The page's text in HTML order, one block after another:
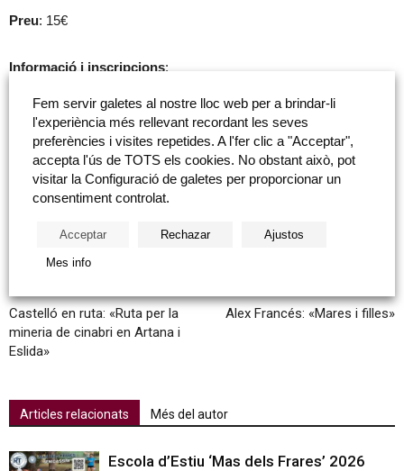
Preu: 15€
Informació i inscripcions:
Castelló en ruta: «Ruta per la
mineria de cinabri en Artana i
Eslida»
Alex Francés: «Mares i filles»
Articles relacionats Més del autor
Escola d’Estiu ‘Mas dels Frares’ 2026
Fem servir galetes al nostre lloc web per a brindar-li
l'experiència més rellevant recordant les seves
preferències i visites repetides. A l'fer clic a "Acceptar",
accepta l'ús de TOTS els cookies. No obstant això, pot
visitar la Configuració de galetes per proporcionar un
consentiment controlat.
Acceptar Rechazar Ajustos
Mes info